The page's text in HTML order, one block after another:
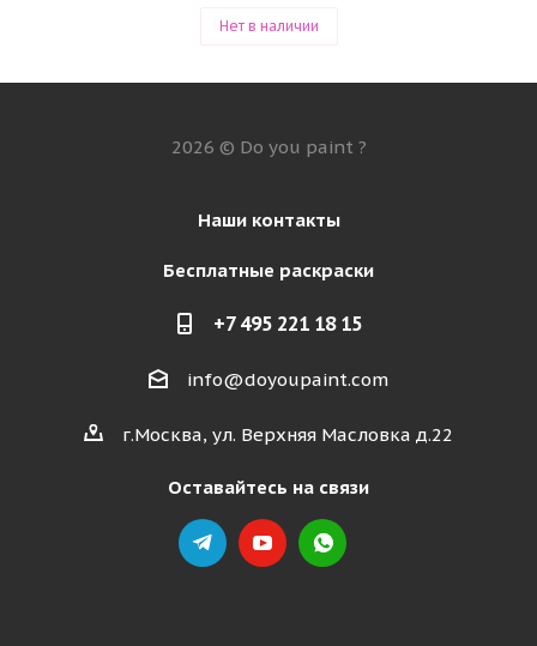
Нет в наличии
2026 © Do you paint ?
Наши контакты
Бесплатные раскраски
+7 495 221 18 15
info@doyoupaint.com
г.Москва, ул. Верхняя Масловка д.22
Оставайтесь на связи